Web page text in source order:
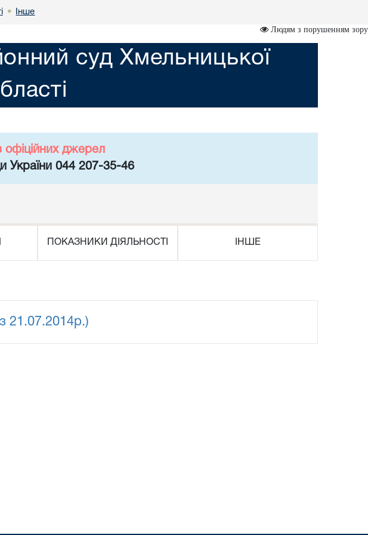
• Інше
Людям з порушенням зору
суд Хмельницької
джерел
України 044 207-35-46
ПОКАЗНИКИ ДІЯЛЬНОСТІ ІНШЕ
21.07.2014р.)